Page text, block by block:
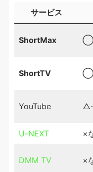
サービス
ShortMax ◯
ShortTV ◯
YouTube △
U-NEXT ×
DMM TV ×